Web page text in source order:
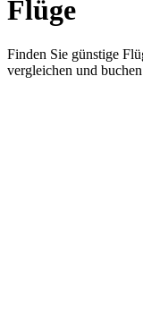
Flüge
Finden Sie günstige
vergleichen und